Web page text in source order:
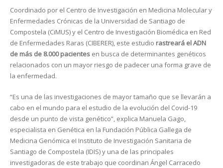
Coordinado por el Centro de Investigación en Medicina Molecular y
Enfermedades Crónicas de la Universidad de Santiago de
Compostela (CiMUS) y el Centro de Investigación Biomédica en Red
de Enfermedades Raras (CIBERER), este estudio rastreará el ADN
de más de 8.000 pacientes en busca de determinantes genéticos
relacionados con un mayor riesgo de padecer una forma grave de
la enfermedad.
“Es una de las investigaciones de mayor tamaño que se llevarán a
cabo en el mundo para el estudio de la evolución del Covid-19
desde un punto de vista genético”, explica Manuela Gago,
especialista en Genética en la Fundación Pública Gallega de
Medicina Genómica eI Instituto de Investigación Sanitaria de
Santiago de Compostela (IDIS) y una de las principales
investigadoras de este trabajo que coordinan Ángel Carracedo